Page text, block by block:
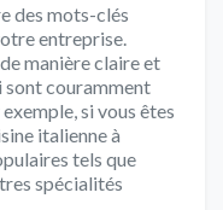
des mots-clés
entreprise.
manière claire et
sont couramment
si vous êtes
italienne à
tels que
spécialités